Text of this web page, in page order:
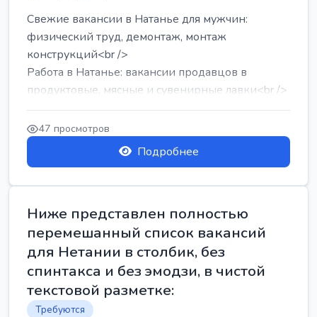
Свежие вакансии в Натанье для мужчин:
физический труд, демонтаж, монтаж
конструкций<br />
Работа в Натанье: вакансии продавцов в
продуктовые, мясные и сувенирные лавки<br />
Разнорабочий на сборку м...
47 просмотров
Подробнее
Ниже представлен полностью
перемешанный список вакансий
для Нетании в столбик, без
спинтакса и без эмодзи, в чистой
текстовой разметке:
Требуются